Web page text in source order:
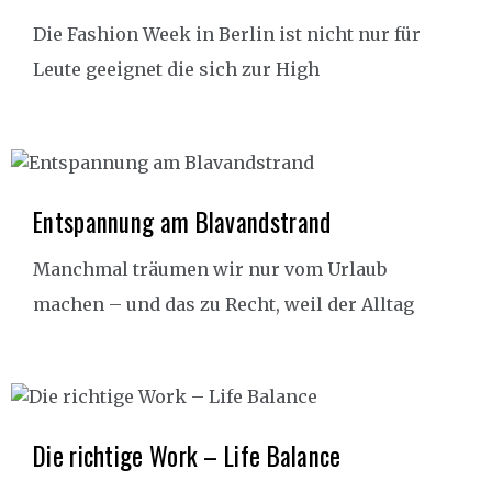
Die Fashion Week in Berlin ist nicht nur für
Leute geeignet die sich zur High
Entspannung am Blavandstrand
Manchmal träumen wir nur vom Urlaub
machen – und das zu Recht, weil der Alltag
Die richtige Work – Life Balance